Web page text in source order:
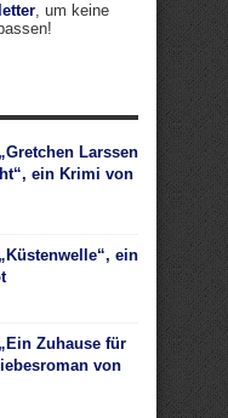
, um keine
Larssen
ein Krimi von
ein
Zuhause für
von